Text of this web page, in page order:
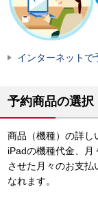
インターネットで
予約商品の選択
商品（機種）の詳し
iPadの機種代金、月
させた月々のお支払
なれます。